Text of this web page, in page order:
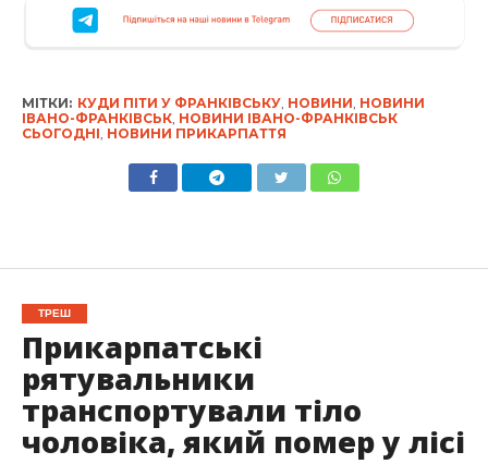
МІТКИ: КУДИ ПІТИ У ФРАНКІВСЬКУ, НОВИНИ, НОВИНИ
ІВАНО-ФРАНКІВСЬК, НОВИНИ ІВАНО-ФРАНКІВСЬК
СЬОГОДНІ, НОВИНИ ПРИКАРПАТТЯ
ТРЕШ
Прикарпатські
рятувальники
транспортували тіло
чоловіка, який помер у лісі